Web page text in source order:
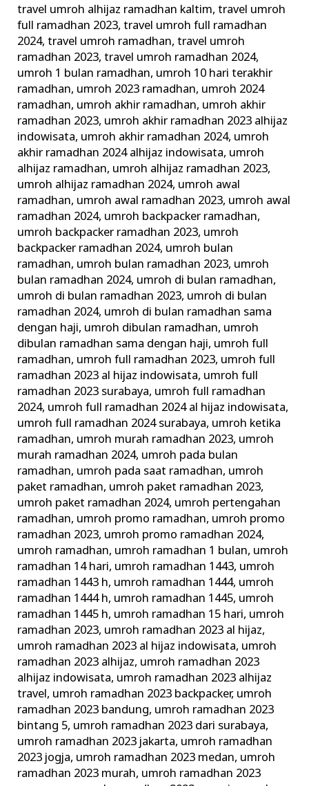
travel umroh alhijaz ramadhan kaltim,travel umroh
full ramadhan 2023,travel umroh full ramadhan
2024,travel umroh ramadhan,travel umroh
ramadhan 2023,travel umroh ramadhan 2024,
umroh 1 bulan ramadhan, umroh 10 hari terakhir
ramadhan, umroh 2023 ramadhan, umroh 2024
ramadhan, umroh akhir ramadhan, umroh akhir
ramadhan 2023, umroh akhir ramadhan 2023 alhijaz
indowisata, umroh akhir ramadhan 2024, umroh
akhir ramadhan 2024 alhijaz indowisata, umroh
alhijaz ramadhan, umroh alhijaz ramadhan 2023,
umroh alhijaz ramadhan 2024, umroh awal
ramadhan, umroh awal ramadhan 2023, umroh awal
ramadhan 2024, umroh backpacker ramadhan,
umroh backpacker ramadhan 2023, umroh
backpacker ramadhan 2024, umroh bulan
ramadhan, umroh bulan ramadhan 2023, umroh
bulan ramadhan 2024, umroh di bulan ramadhan,
umroh di bulan ramadhan 2023, umroh di bulan
ramadhan 2024, umroh di bulan ramadhan sama
dengan haji, umroh dibulan ramadhan, umroh
dibulan ramadhan sama dengan haji, umroh full
ramadhan, umroh full ramadhan 2023, umroh full
ramadhan 2023 al hijaz indowisata, umroh full
ramadhan 2023 surabaya, umroh full ramadhan
2024, umroh full ramadhan 2024 al hijaz indowisata,
umroh full ramadhan 2024 surabaya, umroh ketika
ramadhan, umroh murah ramadhan 2023, umroh
murah ramadhan 2024, umroh pada bulan
ramadhan, umroh pada saat ramadhan, umroh
paket ramadhan, umroh paket ramadhan 2023,
umroh paket ramadhan 2024, umroh pertengahan
ramadhan, umroh promo ramadhan, umroh promo
ramadhan 2023, umroh promo ramadhan 2024,
umroh ramadhan, umroh ramadhan 1 bulan, umroh
ramadhan 14 hari, umroh ramadhan 1443, umroh
ramadhan 1443 h, umroh ramadhan 1444, umroh
ramadhan 1444 h, umroh ramadhan 1445, umroh
ramadhan 1445 h, umroh ramadhan 15 hari, umroh
ramadhan 2023, umroh ramadhan 2023 al hijaz,
umroh ramadhan 2023 al hijaz indowisata, umroh
ramadhan 2023 alhijaz, umroh ramadhan 2023
alhijaz indowisata, umroh ramadhan 2023 alhijaz
travel, umroh ramadhan 2023 backpacker, umroh
ramadhan 2023 bandung, umroh ramadhan 2023
bintang 5, umroh ramadhan 2023 dari surabaya,
umroh ramadhan 2023 jakarta, umroh ramadhan
2023 jogja, umroh ramadhan 2023 medan, umroh
ramadhan 2023 murah, umroh ramadhan 2023